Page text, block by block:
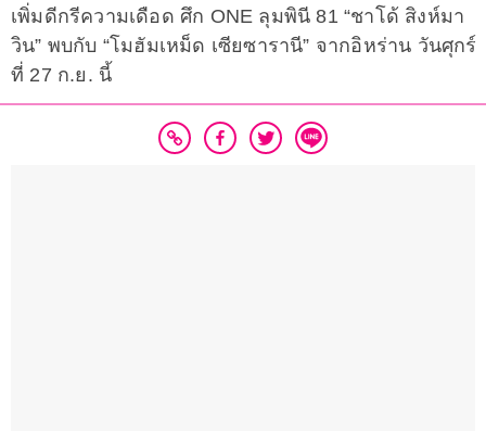
เพิ่มดีกรีความเดือด ศึก ONE ลุมพินี 81 “ชาโด้ สิงห์มา
วิน” พบกับ “โมฮัมเหม็ด เซียซารานี” จากอิหร่าน วันศุกร์
ที่ 27 ก.ย. นี้